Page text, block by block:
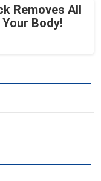
Removes All
Body!